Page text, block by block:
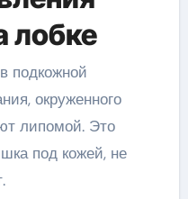
лобке
подкожной
окруженного
липомой. Это
под кожей, не